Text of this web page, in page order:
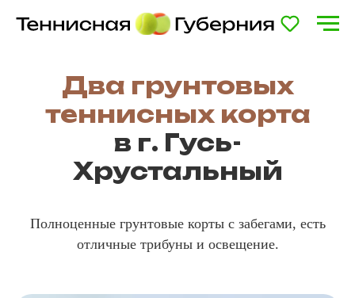
Два грунтовых
теннисных корта
в г. Гусь-
Хрустальный
Полноценные грунтовые корты с забегами, есть
отличные трибуны и освещение.